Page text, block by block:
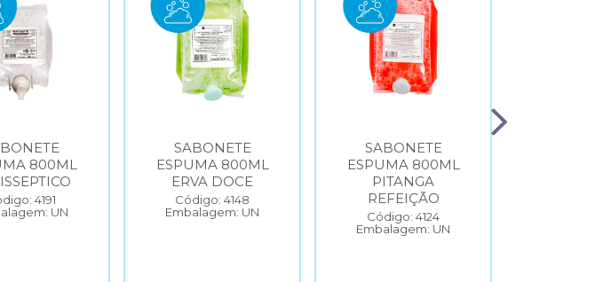
800ML
4191
UN
SABONETE
ESPUMA 800ML
ERVA DOCE
Código: 4148
Embalagem: UN
SABONETE
ESPUMA 800ML
PITANGA
REFEIÇÃO
Código: 4124
Embalagem: UN